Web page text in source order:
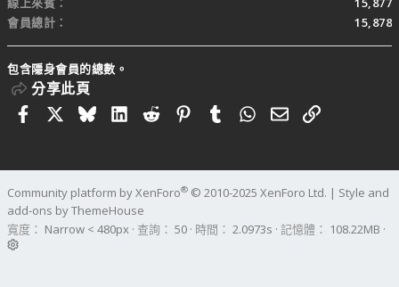
會員總計
15,878
包含隱身會員的總數。
分享此頁
FacebookBlueskyLinkedIn
RedditPinterestTumblrWhatsApp
電子郵件
連結
Community platform by XenForo® © 2010-2025 XenForo Ltd. | Style and
add-ons by ThemeHouse
寬度
查詢 50 時間 2.0973s 記憶體 108.22MB